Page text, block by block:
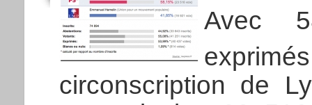
Avec
circonscription de